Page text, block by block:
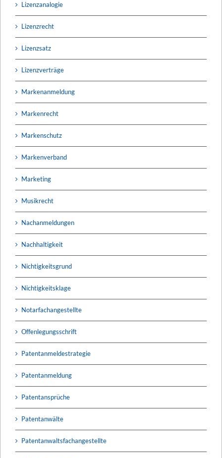
Lizenzanalogie
Lizenzrecht
Lizenzsatz
Lizenzverträge
Markenanmeldung
Markenrecht
Markenschutz
Markenverband
Marketing
Musikrecht
Nachanmeldungen
Nachhaltigkeit
Nichtigkeitsgrund
Nichtigkeitsklage
Notarfachangestellte
Offenlegungsschrift
Patentanmeldestrategie
Patentanmeldung
Patentansprüche
Patentanwälte
Patentanwaltsfachangestellte